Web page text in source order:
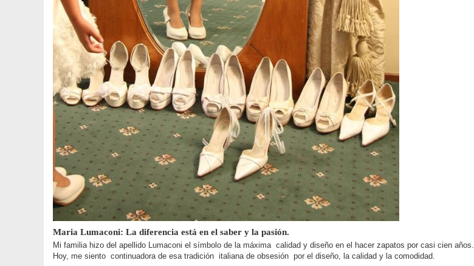
Maria Lumaconi: La diferencia está en el saber y la pasión.
Mi familia hizo del apellido Lumaconi el símbolo de la máxima calidad y diseño en el hacer zapatos por casi cien años.
Hoy, me siento continuadora de esa tradición italiana de obsesión por el diseño, la calidad y la comodidad.